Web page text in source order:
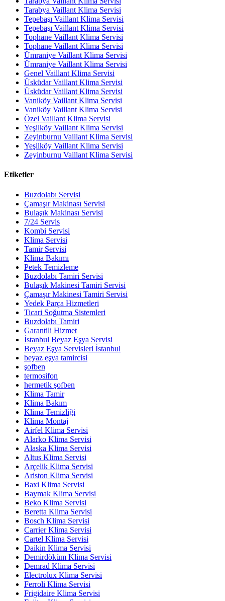
Tarabya Vaillant Klima Servisi
Tepebaşı Vaillant Klima Servisi
Tepebaşı Vaillant Klima Servisi
Tophane Vaillant Klima Servisi
Tophane Vaillant Klima Servisi
Ümraniye Vaillant Klima Servisi
Ümraniye Vaillant Klima Servisi
Genel Vaillant Klima Servisi
Üsküdar Vaillant Klima Servisi
Üsküdar Vaillant Klima Servisi
Vaniköy Vaillant Klima Servisi
Vaniköy Vaillant Klima Servisi
Özel Vaillant Klima Servisi
Yeşilköy Vaillant Klima Servisi
Zeyinburnu Vaillant Klima Servisi
Yeşilköy Vaillant Klima Servisi
Zeyinburnu Vaillant Klima Servisi
Etiketler
Buzdolabı Servisi
Çamaşır Makinası Servisi
Bulaşık Makinası Servisi
7/24 Servis
Kombi Servisi
Klima Servisi
Tamir Servisi
Klima Bakımı
Petek Temizleme
Buzdolabı Tamiri Servisi
Bulaşık Makinesi Tamiri Servisi
Çamaşır Makinesi Tamiri Servisi
Yedek Parça Hizmetleri
Ticari Soğutma Sistemleri
Buzdolabı Tamiri
Garantili Hizmet
İstanbul Beyaz Eşya Servisi
Beyaz Eşya Servisleri İstanbul
beyaz eşya tamircisi
şofben
termosifon
hermetik şofben
Klima Tamir
Klima Bakım
Klima Temizliği
Klima Montaj
Airfel Klima Servisi
Alarko Klima Servisi
Alaska Klima Servisi
Altus Klima Servisi
Arçelik Klima Servisi
Ariston Klima Servisi
Baxi Klima Servisi
Baymak Klima Servisi
Beko Klima Servisi
Beretta Klima Servisi
Bosch Klima Servisi
Carrier Klima Servisi
Cartel Klima Servisi
Daikin Klima Servisi
Demirdöküm Klima Servisi
Demrad Klima Servisi
Electrolux Klima Servisi
Ferroli Klima Servisi
Frigidaire Klima Servisi